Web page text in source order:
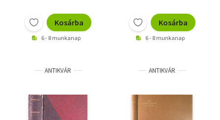
Kosárba
6 - 8 munkanap
Kosárba
6 - 8 munkanap
ANTIKVÁR ANTIKVÁR